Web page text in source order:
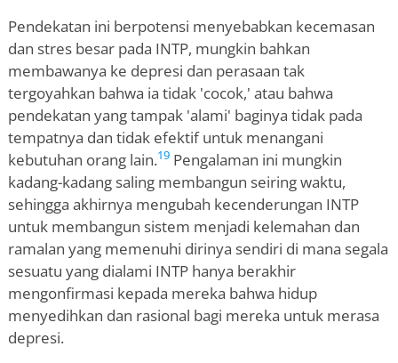
Pendekatan ini berpotensi menyebabkan kecemasan
dan stres besar pada INTP, mungkin bahkan
membawanya ke depresi dan perasaan tak
tergoyahkan bahwa ia tidak 'cocok,' atau bahwa
pendekatan yang tampak 'alami' baginya tidak pada
tempatnya dan tidak efektif untuk menangani
kebutuhan orang lain.19 Pengalaman ini mungkin
kadang-kadang saling membangun seiring waktu,
sehingga akhirnya mengubah kecenderungan INTP
untuk membangun sistem menjadi kelemahan dan
ramalan yang memenuhi dirinya sendiri di mana segala
sesuatu yang dialami INTP hanya berakhir
mengonfirmasi kepada mereka bahwa hidup
menyedihkan dan rasional bagi mereka untuk merasa
depresi.